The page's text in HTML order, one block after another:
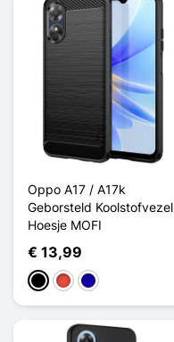
Oppo A17 / A17k
Geborsteld Koolstofvezel
Hoesje MOFI
€ 13,99
ZwartRoodDonkerblauw